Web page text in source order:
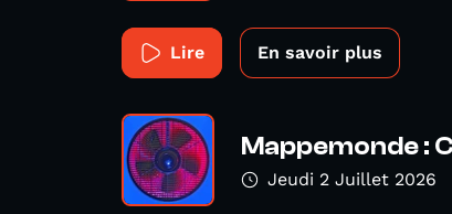
Lire En savoir plus
Mappemonde :
Jeudi 2 Juillet 2026